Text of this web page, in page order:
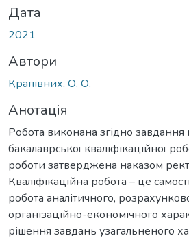
Дата
2021
Автори
Крапівних, О. О.
Анотація
Робота виконана згідно
бакалаврської кваліфікаційної
роботи затверджена наказом
Кваліфікаційна робота – це
робота аналітичного,
організаційно-економічного
рішення завдань узагальненого